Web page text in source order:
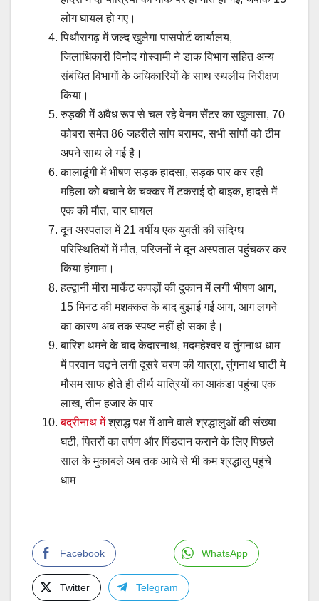
लोग घायल हो गए।
पिथौरागढ़ में जल्द खुलेगा पासपोर्ट कार्यालय,
जिलाधिकारी विनोद गोस्वामी ने डाक विभाग सहित अन्य
संबंधित विभागों के अधिकारियों के साथ स्थलीय निरीक्षण
किया।
रुड़की में अवैध रूप से चल रहे वेनम सेंटर का खुलासा, 70
कोबरा समेत 86 जहरीले सांप बरामद, सभी सांपों को टीम
अपने साथ ले गई है।
कालाढूंगी में भीषण सड़क हादसा, सड़क पार कर रही
महिला को बचाने के चक्कर में टकराई दो बाइक, हादसे में
एक की मौत, चार घायल
दून अस्पताल में 21 वर्षीय एक युवती की संदिग्ध
परिस्थितियों में मौत, परिजनों ने दून अस्पताल पहुंचकर कर
किया हंगामा।
हल्द्वानी मीरा मार्केट कपड़ों की दुकान में लगी भीषण आग,
15 मिनट की मशक्कत के बाद बुझाई गई आग, आग लगने
का कारण अब तक स्पष्ट नहीं हो सका है।
बारिश थमने के बाद केदारनाथ, मदमहेश्वर व तुंगनाथ धाम
में परवान चढ़ने लगी दूसरे चरण की यात्रा, तुंगनाथ घाटी मे
मौसम साफ होते ही तीर्थ यात्रियों का आकंडा पहुंचा एक
लाख, तीन हजार के पार
बद्रीनाथ मेंश्राद्ध पक्ष में आने वाले श्रद्धालुओं की संख्या
घटी, पितरों का तर्पण और पिंडदान कराने के लिए पिछले
साल के मुकाबले अब तक आधे से भी कम श्रद्धालु पहुंचे
धाम
Facebook WhatsApp
Twitter Telegram